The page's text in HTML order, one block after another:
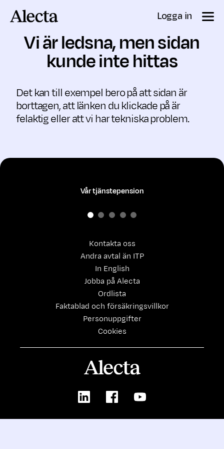
Logga in
Vi är ledsna, men sidan
kunde inte hittas
Det kan till exempel bero på att sidan är
borttagen, att länken du klickade på är
felaktig eller att vi har tekniska problem.
Kontakta oss
Andra avtal än ITP
In English
Jobba på Alecta
Ordlista
Faktablad och försäkringsvillkor
Personuppgifter
Cookies
Vår tjänstepension
LinkedIn FacebookYoutube
Alecta